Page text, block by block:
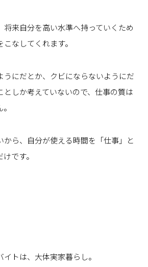
来自分を高い水準へ持っていくため
なしてくれます。
うにだとか、クビにならないようにだ
としか考えていないので、仕事の質は
から、自分が使える時間を「仕事」と
です。
トは、大体実家暮らし。